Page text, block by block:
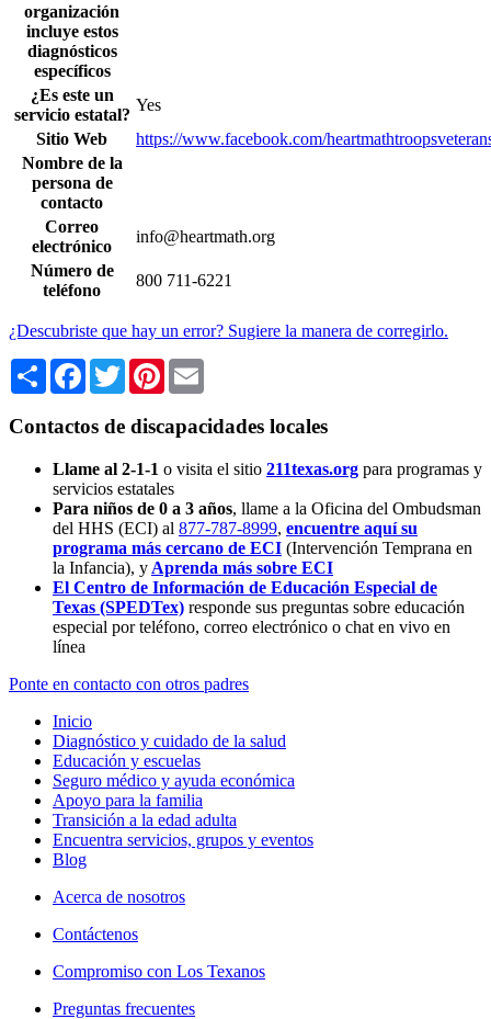
organización
incluye estos
diagnósticos
específicos
¿Es este un
servicio estatal?
Yes
Sitio Web
https://www.facebook.com/
Nombre de la
persona de
contacto
Correo
electrónico
info@heartmath.org
Número de
teléfono
800 711-6221
¿Descubriste que hay un error? Sugiere la manera de corregirlo.
Share Facebook
TwitterPinterest
Contactos de discapacidades locales
Llame al 2-1-1 o visita el sitio 211texas.org para programas y
servicios estatales
Para niños de 0 a 3 años, llame a la Oficina del Ombudsman
del HHS (ECI) al 877-787-8999, encuentre aquí su
programa más cercano de ECI (Intervención Temprana en
la Infancia), y Aprenda más sobre ECI
El Centro de Información de Educación Especial de
Texas (SPEDTex) responde sus preguntas sobre educación
especial por teléfono, correo electrónico o chat en vivo en
línea
Ponte en contacto con otros padres
Inicio
Diagnóstico y cuidado de la salud
Educación y escuelas
Seguro médico y ayuda económica
Apoyo para la familia
Transición a la edad adulta
Encuentra servicios, grupos y eventos
Blog
Acerca de nosotros
Contáctenos
Compromiso con Los Texanos
Preguntas frecuentes